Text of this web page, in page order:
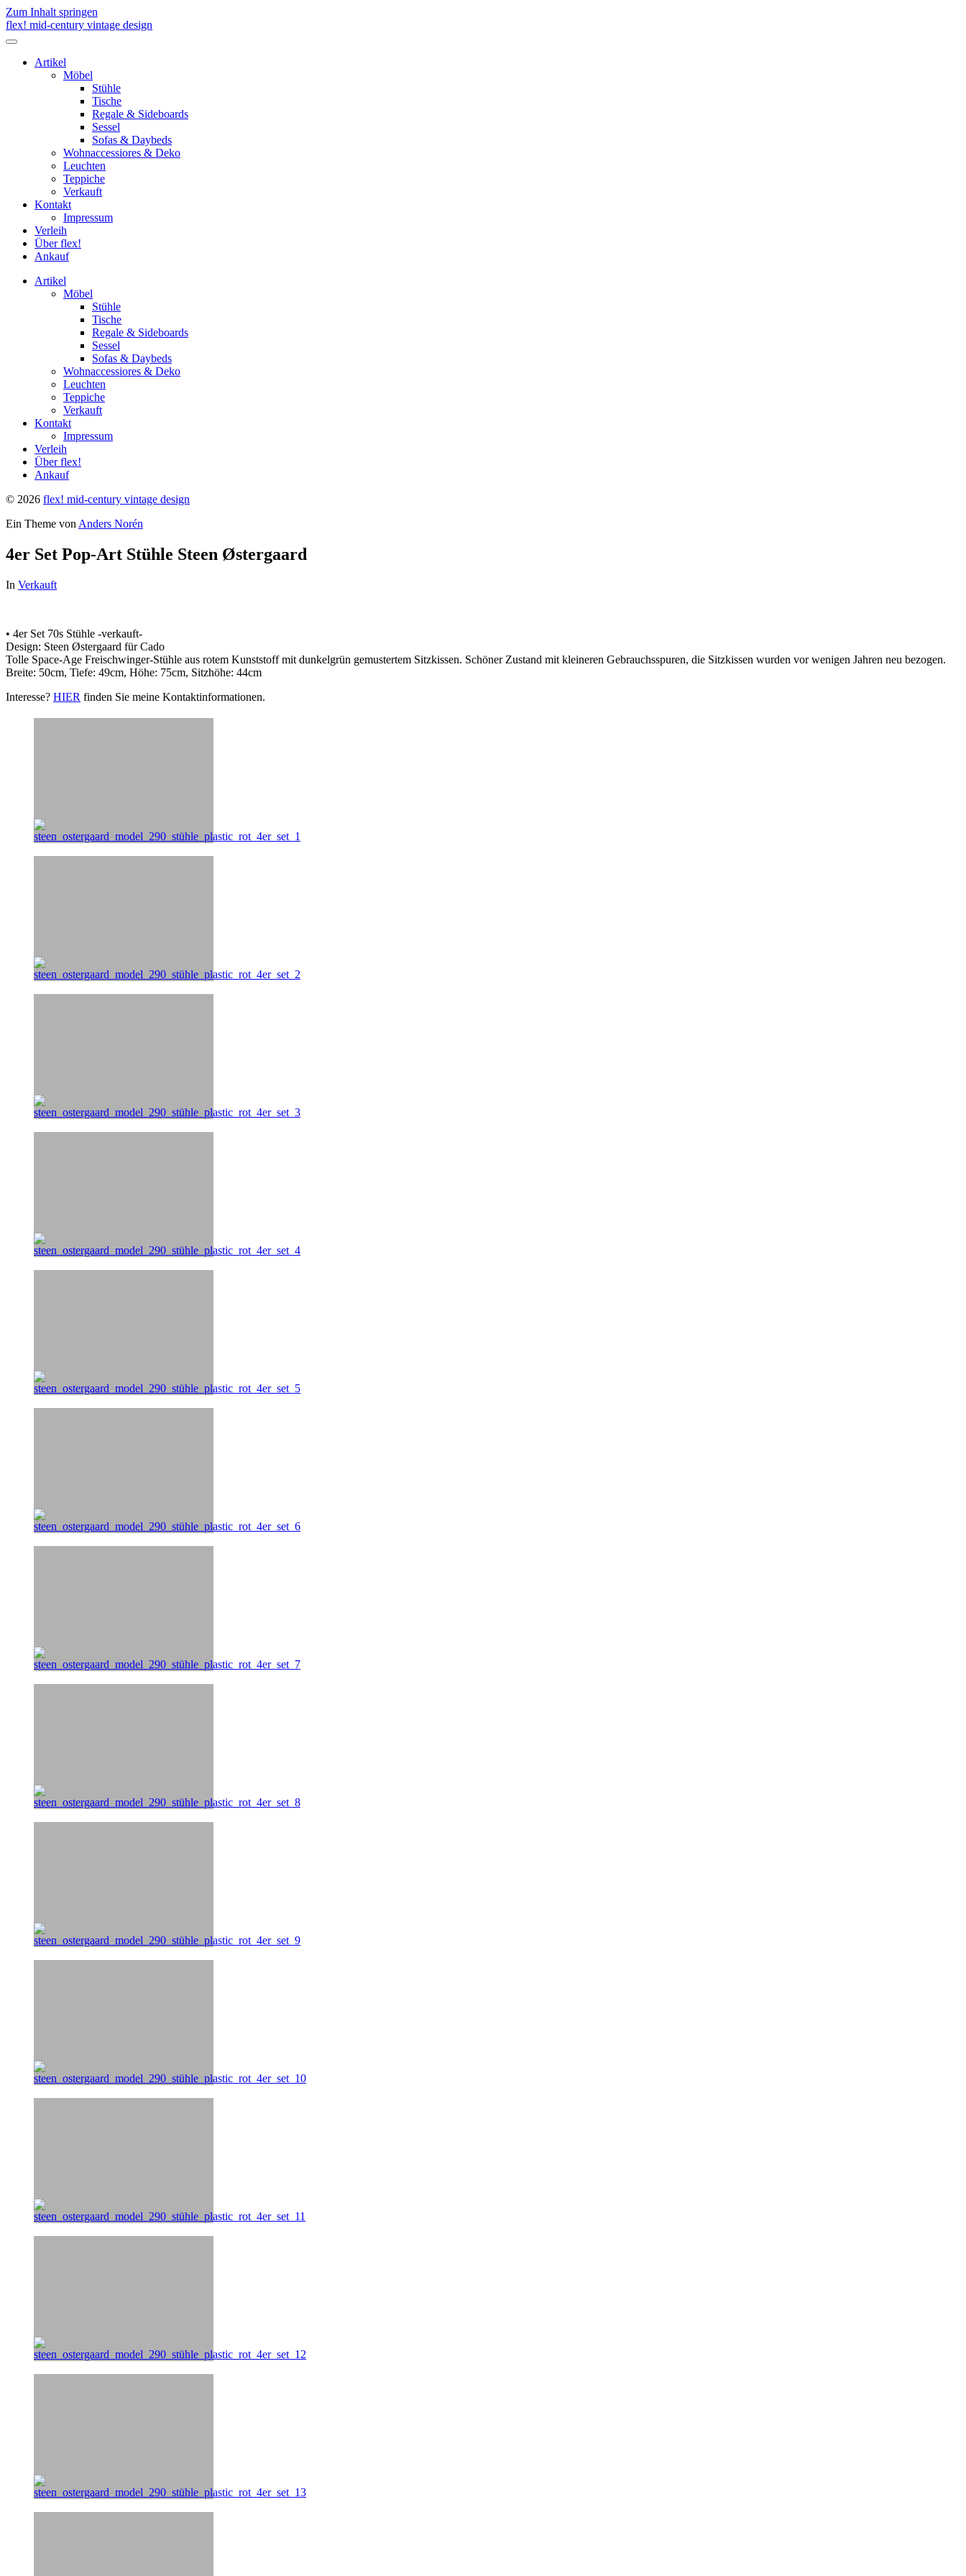
Zum Inhalt springen
flex! mid-century vintage design
Menü
umschalten
Artikel
Möbel
Stühle
Tische
Regale & Sideboards
Sessel
Sofas & Daybeds
Wohnaccessiores & Deko
Leuchten
Teppiche
Verkauft
Kontakt
Impressum
Verleih
Über flex!
Ankauf
Artikel
Möbel
Stühle
Tische
Regale & Sideboards
Sessel
Sofas & Daybeds
Wohnaccessiores & Deko
Leuchten
Teppiche
Verkauft
Kontakt
Impressum
Verleih
Über flex!
Ankauf
© 2026 flex! mid-century vintage design
Ein Theme von Anders Norén
4er Set Pop-Art Stühle Steen Østergaard
In Verkauft
• 4er Set 70s Stühle -verkauft-
Design: Steen Østergaard für Cado
Tolle Space-Age Freischwinger-Stühle aus rotem Kunststoff mit dunkelgrün gemustertem Sitzkissen. Schöner Zustand mit kleineren Gebrauchsspuren, die Sitzkissen wurden vor wenigen Jahren neu bezogen.
Breite: 50cm, Tiefe: 49cm, Höhe: 75cm, Sitzhöhe: 44cm
Interesse? HIER finden Sie meine Kontaktinformationen.